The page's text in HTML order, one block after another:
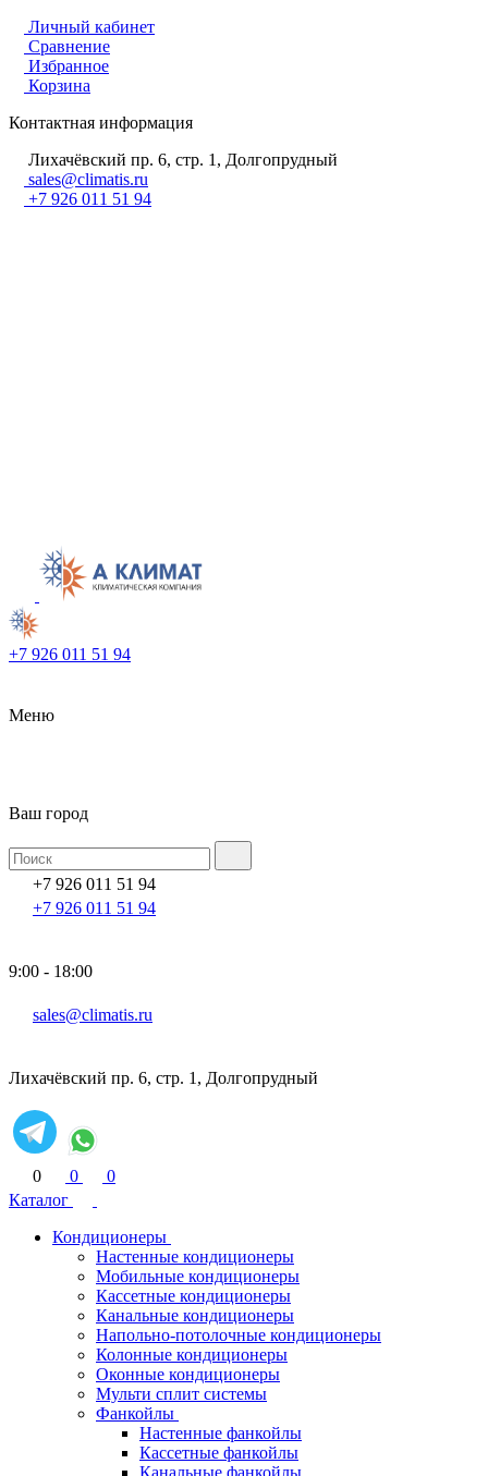
Личный кабинет
Сравнение
Избранное
Корзина
Контактная информация
Лихачёвский пр. 6, стр. 1, Долгопрудный
sales@climatis.ru
+7 926 011 51 94
+7 926 011 51 94
Меню
Ваш город
+7 926 011 51 94
+7 926 011 51 94
9:00 - 18:00
sales@climatis.ru
Лихачёвский пр. 6, стр. 1, Долгопрудный
0 0
0
Каталог
Кондиционеры
Настенные кондиционеры
Мобильные кондиционеры
Кассетные кондиционеры
Канальные кондиционеры
Напольно-потолочные кондиционеры
Колонные кондиционеры
Оконные кондиционеры
Мульти сплит системы
Фанкойлы
Настенные фанкойлы
Кассетные фанкойлы
Канальные фанкойлы